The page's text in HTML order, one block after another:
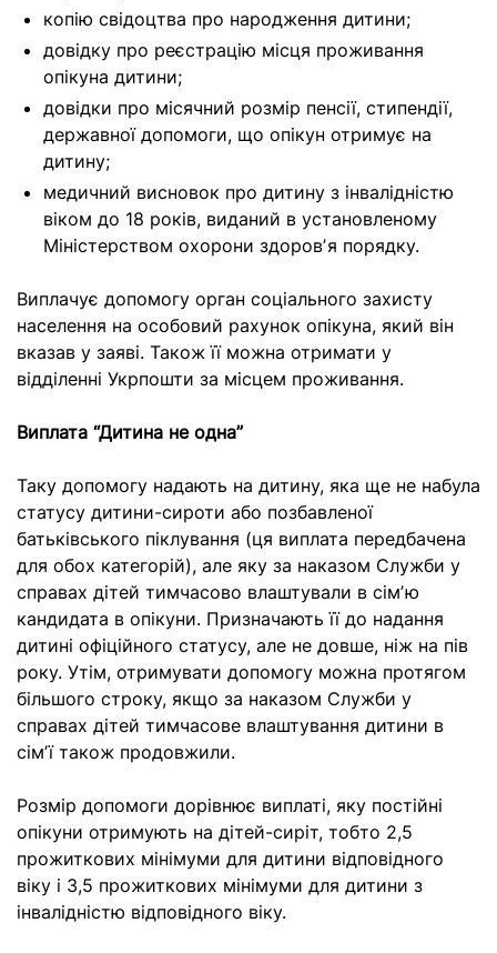
копію свідоцтва про народження дитини;
довідку про реєстрацію місця проживання
опікуна дитини;
довідки про місячний розмір пенсії, стипендії,
державної допомоги, що опікун отримує на
дитину;
медичний висновок про дитину з інвалідністю
віком до 18 років, виданий в установленому
Міністерством охорони здоровʼя порядку.
Виплачує допомогу орган соціального захисту
населення на особовий рахунок опікуна, який він
вказав у заяві. Також її можна отримати у
відділенні Укрпошти за місцем проживання.
Виплата “Дитина не одна”
Таку допомогу надають на дитину, яка ще не набула
статусу дитини-сироти або позбавленої
батьківського піклування (ця виплата передбачена
для обох категорій), але яку за наказом Служби у
справах дітей тимчасово влаштували в сімʼю
кандидата в опікуни. Призначають її до надання
дитині офіційного статусу, але не довше, ніж на пів
року. Утім, отримувати допомогу можна протягом
більшого строку, якщо за наказом Служби у
справах дітей тимчасове влаштування дитини в
сімʼї також продовжили.
Розмір допомоги дорівнює виплаті, яку постійні
опікуни отримують на дітей-сиріт, тобто 2,5
прожиткових мінімуми для дитини відповідного
віку і 3,5 прожиткових мінімуми для дитини з
інвалідністю відповідного віку.